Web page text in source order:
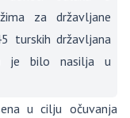
za državljane
turskih državljana
je bilo nasilja u
u cilju očuvanja